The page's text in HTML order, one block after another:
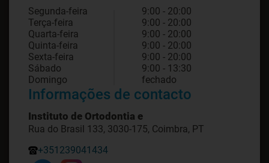
Segunda-feira
9:00 - 20:00
Terça-feira
9:00 - 20:00
Quarta-feira
9:00 - 20:00
Quinta-feira
9:00 - 20:00
Sexta-feira
9:00 - 20:00
Sábado
9:00 - 13:30
Domingo
fechado
Informações de contacto
Instituto de Ortodontia e
Rua do Brasil 133, 3030-175, Coimbra, PT
+351239041434